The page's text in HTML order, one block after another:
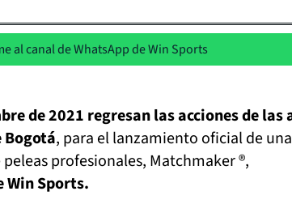
al canal de WhatsApp de Win Sports
de 2021 regresan las acciones de las
Bogotá, para el lanzamiento oficial de una
profesionales, Matchmaker ®,
Win Sports.